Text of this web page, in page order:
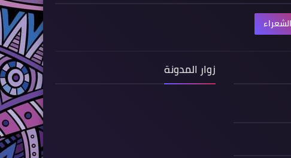
الشعراء
زوار المدونة